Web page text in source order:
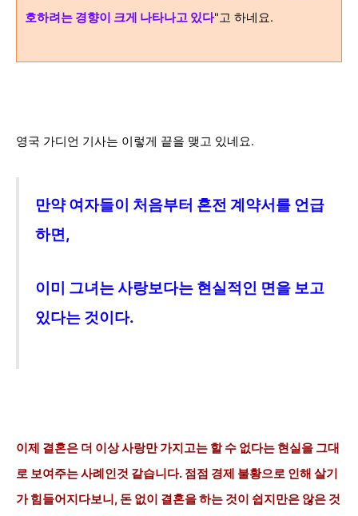
호하려는 경향이 크게 나타나고 있다"고 하네요.
영국 가디언 기사는 이렇게 끝을 맺고 있네요.
만약 여자들이 처음부터 혼전 계약서를 언급
하면,
이미 그녀는 사랑보다는 현실적인 면을 보고
있다는 것이다.
이제 결혼은 더 이상 사랑만 가지고는 할 수 없다는 현실을 그대
로 보여주는 사례인것 같습니다. 점점 경제 불황으로 인해 살기
가 힘들어지다보니, 돈 없이 결혼을 하는 것이 쉽지만은 않은 것